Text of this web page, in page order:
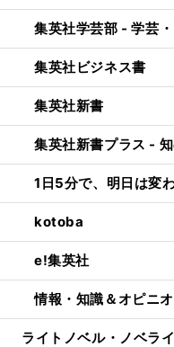
集英社学芸部 - 学芸
集英社ビジネス書
集英社新書
集英社新書プラス -
1日5分で、明日は変
kotoba
e!集英社
情報・知識＆オピニ
ライトノベル・ノベラ